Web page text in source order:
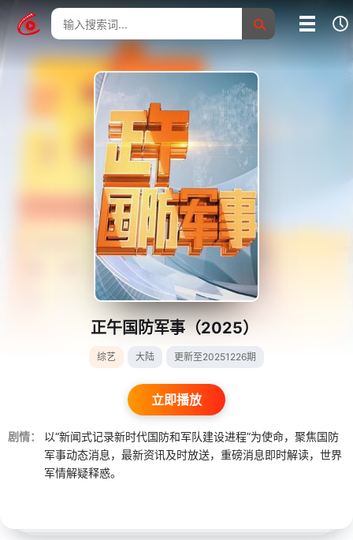
正午国防军事（2025）
综艺 大陆 更新至20251226期
立即播放
剧情：
以“新闻式记录新时代国防和军队建设进程”为使命，聚焦国防
军事动态消息，最新资讯及时放送，重磅消息即时解读，世界
军情解疑释惑。